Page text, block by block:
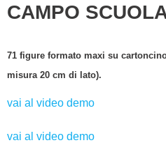
CAMPO
71 figure formato maxi su
misura 20 cm di lato).
vai al video demo
vai al video demo